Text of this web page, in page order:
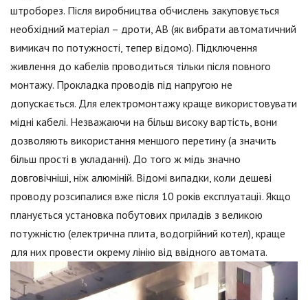
штроборез. Після виробництва обчислень закуповується
необхідний матеріал – дроти, АВ (як вибрати автоматичний
вимикач по потужності, тепер відомо). Підключення
живлення до кабелів проводиться тільки після повного
монтажу. Прокладка проводів під напругою не
допускається. Для електромонтажу краще використовувати
мідні кабелі. Незважаючи на більш високу вартість, вони
дозволяють використання меншого перетину (а значить
більш прості в укладанні). До того ж мідь значно
довговічніші, ніж алюміній. Відомі випадки, коли дешеві
проводу розсипалися вже після 10 років експлуатації. Якщо
планується установка побутових приладів з великою
потужністю (електрична плита, водогрійний котел), краще
для них провести окрему лінію від ввідного автомата.